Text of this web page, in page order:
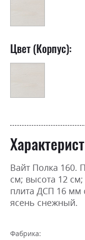
Цвет (Корпус):
Вайт Полка 160.
см; высота 12
плита ДСП 16 мм
ясень снежный.
Фабрика: